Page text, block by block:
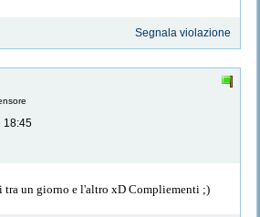
Segnala violazione
18:45
un giorno e l'altro xD Compliementi ;)